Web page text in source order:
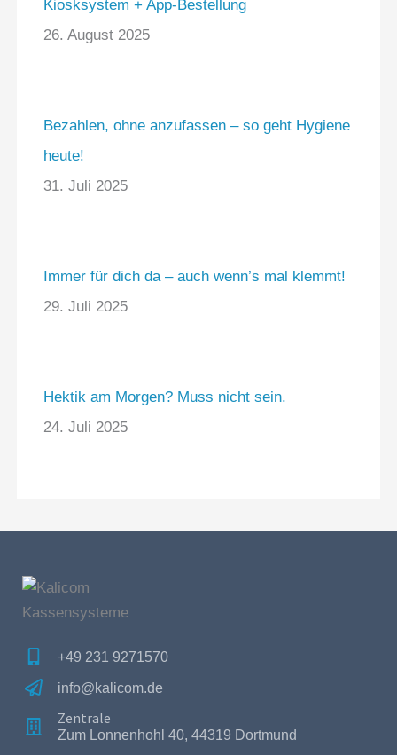
Kiosksystem + App-Bestellung
26. August 2025
Bezahlen, ohne anzufassen – so geht Hygiene
heute!
31. Juli 2025
Immer für dich da – auch wenn’s mal klemmt!
29. Juli 2025
Hektik am Morgen? Muss nicht sein.
24. Juli 2025
+49 231 9271570
info@kalicom.de
Zentrale
Zum Lonnenhohl 40, 44319 Dortmund